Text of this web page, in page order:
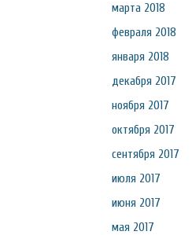
марта 2018
февраля 2018
января 2018
декабря 2017
ноября 2017
октября 2017
сентября 2017
июля 2017
июня 2017
мая 2017